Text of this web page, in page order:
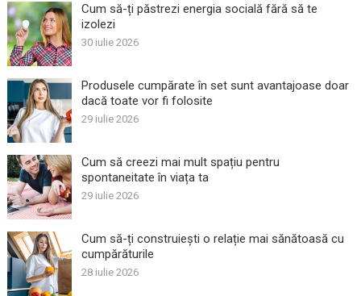
Cum să-ți păstrezi energia socială fără să te
izolezi
30 iulie 2026
Produsele cumpărate în set sunt avantajoase doar
dacă toate vor fi folosite
29 iulie 2026
Cum să creezi mai mult spațiu pentru
spontaneitate în viața ta
29 iulie 2026
Cum să-ți construiești o relație mai sănătoasă cu
cumpărăturile
28 iulie 2026